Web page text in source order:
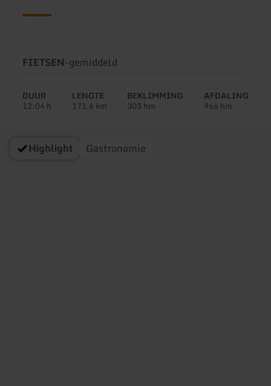
Soort
FIETSEN-Moeilijkheidsgraad:
gemiddeld
DUUR
12:04 h
LENGTE
171,6 km
BEKLIMMING
303 hm
AFDALING
966 hm
Highlight Gastronomie